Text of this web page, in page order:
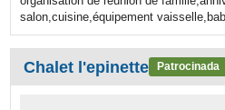
salon,cuisine,équipement
Chalet l'epinette Patrocinada